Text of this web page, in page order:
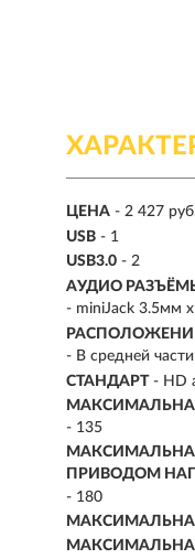
ЦЕНА - 2 427
USB - 1
USB3.0 - 2
АУДИО
- miniJack 3.5мм
- В средней
СТАНДАРТ - HD
- 135
ПРИВОДОМ
- 180